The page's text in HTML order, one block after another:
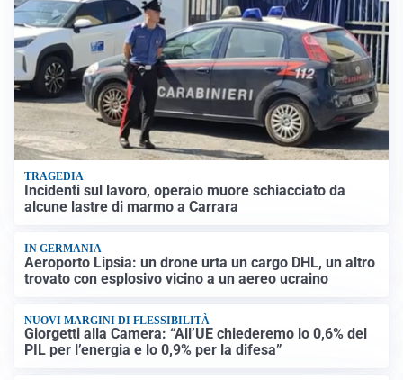
TRAGEDIA
Incidenti sul lavoro, operaio muore schiacciato da
alcune lastre di marmo a Carrara
IN GERMANIA
Aeroporto Lipsia: un drone urta un cargo DHL, un altro
trovato con esplosivo vicino a un aereo ucraino
NUOVI MARGINI DI FLESSIBILITÀ
Giorgetti alla Camera: “All’UE chiederemo lo 0,6% del
PIL per l’energia e lo 0,9% per la difesa”